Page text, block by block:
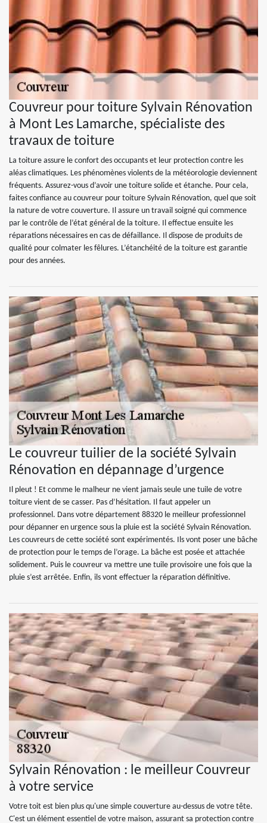
Couvreur pour toiture Sylvain Rénovation
à Mont Les Lamarche, spécialiste des
travaux de toiture
La toiture assure le confort des occupants et leur protection contre les
aléas climatiques. Les phénomènes violents de la météorologie deviennent
fréquents. Assurez-vous d’avoir une toiture solide et étanche. Pour cela,
faites confiance au couvreur pour toiture Sylvain Rénovation, quel que soit
la nature de votre couverture. Il assure un travail soigné qui commence
par le contrôle de l’état général de la toiture. Il effectue ensuite les
réparations nécessaires en cas de défaillance. Il dispose de produits de
qualité pour colmater les fêlures. L’étanchéité de la toiture est garantie
pour des années.
Le couvreur tuilier de la société Sylvain
Rénovation en dépannage d’urgence
Il pleut ! Et comme le malheur ne vient jamais seule une tuile de votre
toiture vient de se casser. Pas d’hésitation. Il faut appeler un
professionnel. Dans votre département 88320 le meilleur professionnel
pour dépanner en urgence sous la pluie est la société Sylvain Rénovation.
Les couvreurs de cette société sont expérimentés. Ils vont poser une bâche
de protection pour le temps de l’orage. La bâche est posée et attachée
solidement. Puis le couvreur va mettre une tuile provisoire une fois que la
pluie s’est arrêtée. Enfin, ils vont effectuer la réparation définitive.
Sylvain Rénovation : le meilleur Couvreur
à votre service
Votre toit est bien plus qu'une simple couverture au-dessus de votre tête.
C'est un élément essentiel de votre maison, assurant sa protection contre